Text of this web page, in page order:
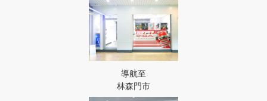
導航至
林森門市